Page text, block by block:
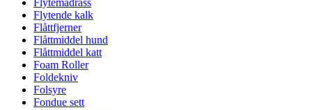
Flytemadrass
Flytende kalk
Flåttfjerner
Flåttmiddel hund
Flåttmiddel katt
Foam Roller
Foldekniv
Folsyre
Fondue sett